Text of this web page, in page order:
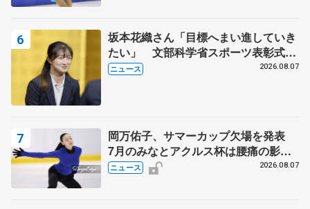
坂本花織さん「目標へまい進していき
たい」 文部科学省スポーツ表彰式で
代表謝辞
ニュース 2026.08.07
岡万佑子、サマーカップ欠場を発表
7月のみなとアクルス杯は腰痛の影響
で
ニュース 2026.08.07